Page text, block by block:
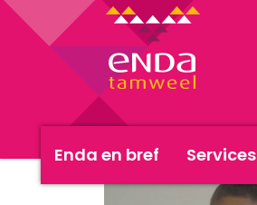
Enda en bref Services